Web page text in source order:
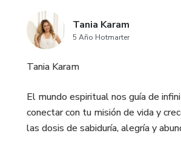
Tania Karam
5 Año Hotmarter
Tania Karam
El mundo espiritual nos guía de
conectar con tu misión de vida y
las dosis de sabiduría, alegría y